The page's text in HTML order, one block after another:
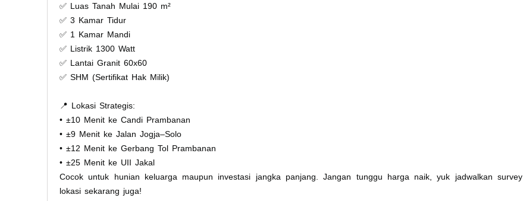
✅ Luas Tanah Mulai 190 m²
✅ 3 Kamar Tidur
✅ 1 Kamar Mandi
✅ Listrik 1300 Watt
✅ Lantai Granit 60x60
✅ SHM (Sertifikat Hak Milik)
📍 Lokasi Strategis:
• ±10 Menit ke Candi Prambanan
• ±9 Menit ke Jalan Jogja–Solo
• ±12 Menit ke Gerbang Tol Prambanan
• ±25 Menit ke UII Jakal
Cocok untuk hunian keluarga maupun investasi jangka panjang. Jangan tunggu harga naik, yuk jadwalkan survey
lokasi sekarang juga!